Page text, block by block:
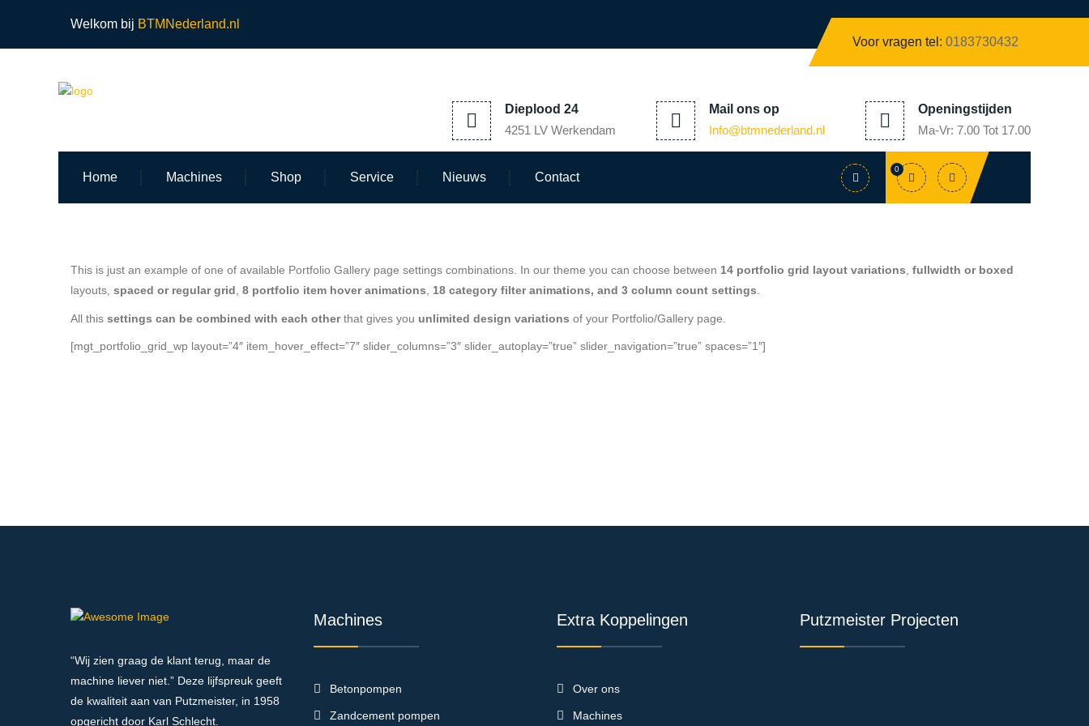
Welkom bij BTMNederland.nl
Voor vragen tel: 0183730432
Dieplood 24
4251 LV Werkendam
Mail ons op
Info@btmnederland.nl
Openingstijden
Ma-Vr: 7.00 Tot 17.00
Home Machines Shop Service Nieuws Contact
0
This is just an example of one of available Portfolio Gallery page settings combinations. In our theme you can choose between 14 portfolio grid layout variations fullwidth or boxed
layouts, spaced or regular grid 8 portfolio item hover animations 18 category filter animations, and 3 column count settings
All this settings can be combined with each otherthat gives you unlimited design variations of your Portfolio/Gallery page.
[mgt_portfolio_grid_wp layout=”4″ item_hover_effect=”7″ slider_columns=”3″ slider_autoplay=”true” slider_navigation=”true” spaces=”1″]
“Wij zien graag de klant terug, maar de
machine liever niet.” Deze lijfspreuk geeft
de kwaliteit aan van Putzmeister, in 1958
opgericht door Karl Schlecht.
Machines
Betonpompen
Zandcement pompen
Extra Koppelingen
Over ons
Machines
Putzmeister Projecten